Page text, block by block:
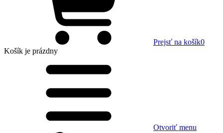
Prejsť na košík0
Košík je prázdny
Otvoriť menu